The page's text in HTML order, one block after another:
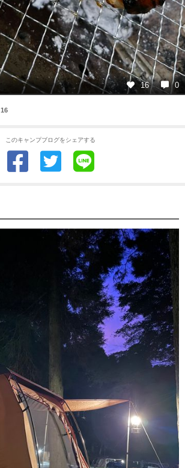
16 0
16
このキャンプブログをシェアする